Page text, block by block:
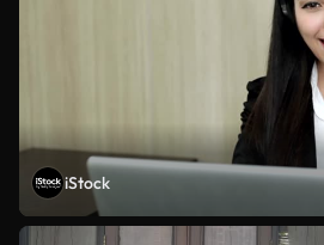
iStock